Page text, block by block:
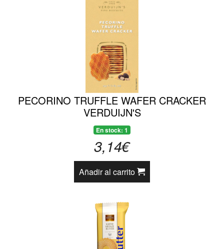
PECORINO TRUFFLE WAFER CRACKER
VERDUIJN'S
En stock: 1
3,14€
Añadir al carrito